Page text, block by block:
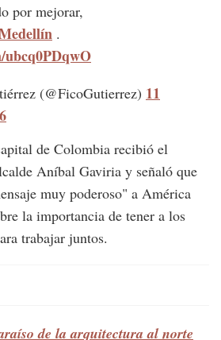
por mejorar,
.
(@FicoGutierrez) 11
de Colombia recibió el
Aníbal Gaviria y señaló que
muy poderoso" a América
la importancia de tener a los
trabajar juntos.
de la arquitectura al norte